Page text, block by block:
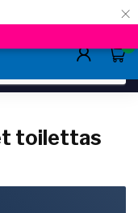
×
0
toilettas